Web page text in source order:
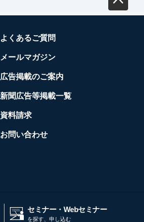
よくあるご質問
メールマガジン
広告掲載のご案内
新聞広告等掲載一覧
資料請求
お問い合わせ
セミナー・Webセミナー
を探す、申し込む